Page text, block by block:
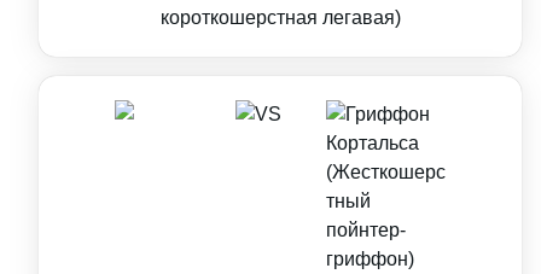
короткошерстная легавая)